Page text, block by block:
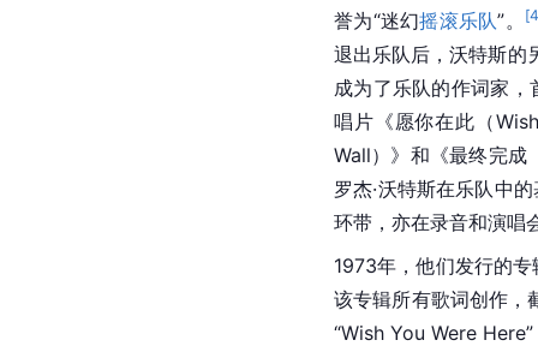
誉为“迷幻摇滚乐队”。 [
退出乐队后，沃特斯的
成为了乐队的作词家
唱片《愿你在此（
Wall）》和《最终完成
罗杰·沃特斯在乐队中
环带，亦在录音和演唱
1973年，他们发行的专
该专辑所有歌词创作，
“Wish You Were